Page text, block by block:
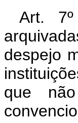
Art.
despejo
que